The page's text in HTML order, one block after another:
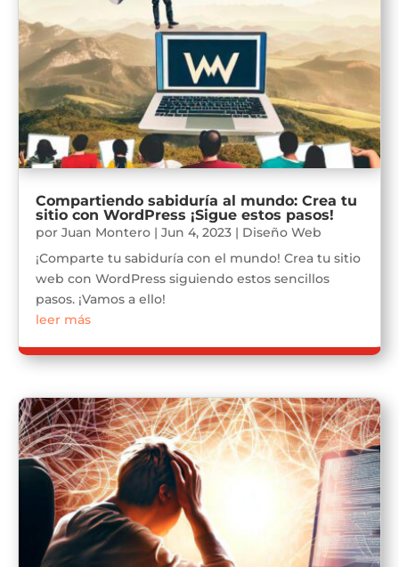
Compartiendo sabiduría al mundo: Crea tu
sitio con WordPress ¡Sigue estos pasos!
porJuan Montero |Jun 4, 2023 | Diseño Web
¡Comparte tu sabiduría con el mundo! Crea tu sitio
web con WordPress siguiendo estos sencillos
pasos. ¡Vamos a ello!
leer más